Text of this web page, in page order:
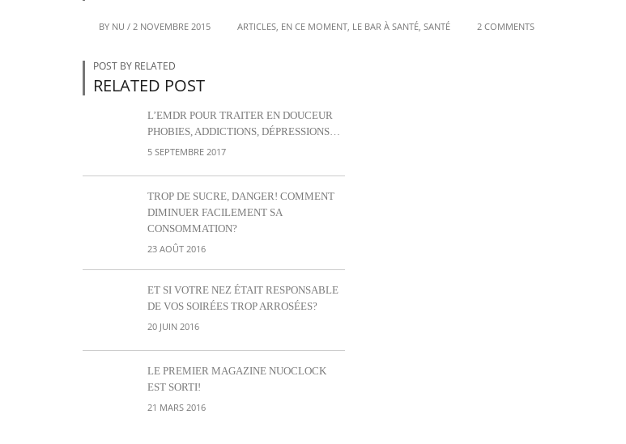
BY NU / 2 NOVEMBRE 2015 ARTICLES, EN CE MOMENT, LE BAR À SANTÉ, SANTÉ 2 COMMENTS
POST BY RELATED
RELATED POST
L’EMDR POUR TRAITER EN DOUCEUR
PHOBIES, ADDICTIONS, DÉPRESSIONS…
5 SEPTEMBRE 2017
TROP DE SUCRE, DANGER! COMMENT
DIMINUER FACILEMENT SA
CONSOMMATION?
23 AOÛT 2016
ET SI VOTRE NEZ ÉTAIT RESPONSABLE
DE VOS SOIRÉES TROP ARROSÉES?
20 JUIN 2016
LE PREMIER MAGAZINE NUOCLOCK
EST SORTI!
21 MARS 2016